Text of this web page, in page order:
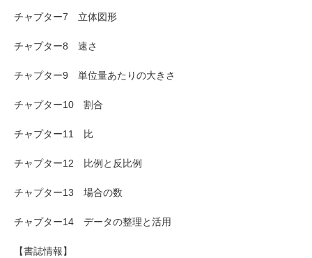
チャプター7 立体図形
チャプター8 速さ
チャプター9 単位量あたりの大きさ
チャプター10 割合
チャプター11 比
チャプター12 比例と反比例
チャプター13 場合の数
チャプター14 データの整理と活用
【書誌情報】